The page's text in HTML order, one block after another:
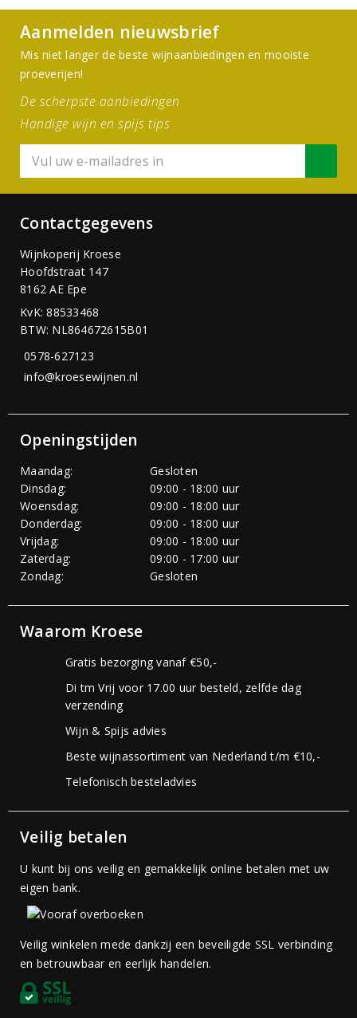
Aanmelden nieuwsbrief
Mis niet langer de beste wijnaanbiedingen en mooiste
proeverijen!
De scherpste aanbiedingen
Handige wijn en spijs tips
Contactgegevens
Wijnkoperij Kroese
Hoofdstraat 147
8162 AE Epe
KvK: 88533468
BTW: NL864672615B01
0578-627123
info@kroesewijnen.nl
Openingstijden
Maandag:
Gesloten
Dinsdag:
09:00 - 18:00 uur
Woensdag:
09:00 - 18:00 uur
Donderdag:
09:00 - 18:00 uur
Vrijdag:
09:00 - 18:00 uur
Zaterdag:
09:00 - 17:00 uur
Zondag:
Gesloten
Waarom Kroese
Gratis bezorging vanaf €50,-
Di tm Vrij voor 17.00 uur besteld, zelfde dag
verzending
Wijn & Spijs advies
Beste wijnassortiment van Nederland t/m €10,-
Telefonisch besteladvies
Veilig betalen
U kunt bij ons veilig en gemakkelijk online betalen met uw
eigen bank.
Veilig winkelen mede dankzij een beveiligde SSL verbinding
en betrouwbaar en eerlijk handelen.